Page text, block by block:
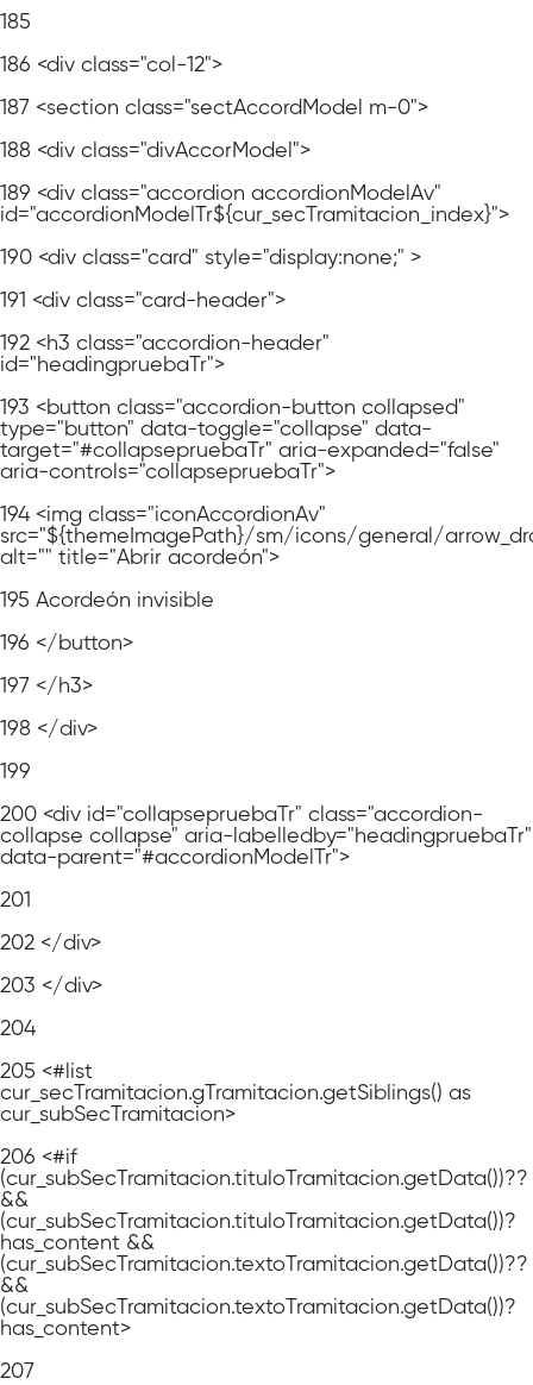
185
186 <div class="col-12">
187 <section class="sectAccordModel m-0">
188 <div class="divAccorModel">
189 <div class="accordion accordionModelAv"
id="accordionModelTr${cur_secTramitacion_index}">
190 <div class="card" style="display:none;" >
191 <div class="card-header">
192 <h3 class="accordion-header"
id="headingpruebaTr">
193 <button class="accordion-button collapsed"
type="button" data-toggle="collapse" data-
target="#collapsepruebaTr" aria-expanded="false"
aria-controls="collapsepruebaTr">
194 <img class="iconAccordionAv"
src="${themeImagePath}/sm/icons/general/
alt="" title="Abrir acordeón">
195 Acordeón invisible
196 </button>
197 </h3>
198 </div>
199
200 <div id="collapsepruebaTr" class="accordion-
collapse collapse" aria-labelledby="headingpruebaTr"
data-parent="#accordionModelTr">
201
202 </div>
203 </div>
204
205 <#list
cur_secTramitacion.gTramitacion.getSiblings() as
cur_subSecTramitacion>
206 <#if
(cur_subSecTramitacion.tituloTramitacion.getData())??
&&
(cur_subSecTramitacion.tituloTramitacion.getData())?
has_content &&
(cur_subSecTramitacion.textoTramitacion.getData())??
&&
(cur_subSecTramitacion.textoTramitacion.getData())?
has_content>
207